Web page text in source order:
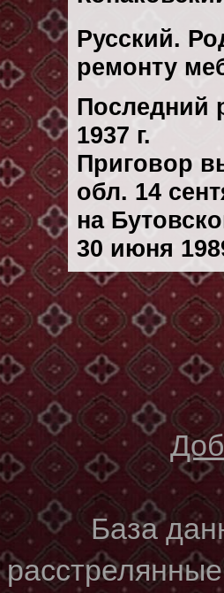
Русский.
ремонту
Последний
1937 г.
Приговор
обл. 14
на
30 июня
База